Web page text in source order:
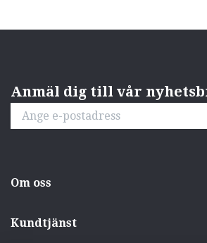
Anmäl dig till vår
Om oss
Kundtjänst